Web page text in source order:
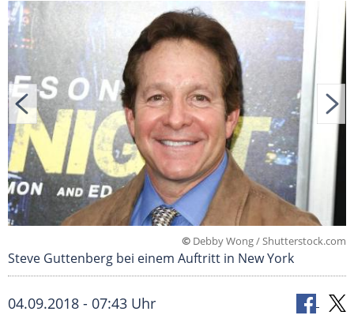
© Debby Wong / Shutterstock.com
Steve Guttenberg bei einem Auftritt in New York
04.09.2018 - 07:43 Uhr